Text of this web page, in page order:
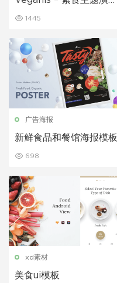
1445
广告海报
新鲜食品和餐馆海报模板
698
xd素材
美食ui模板